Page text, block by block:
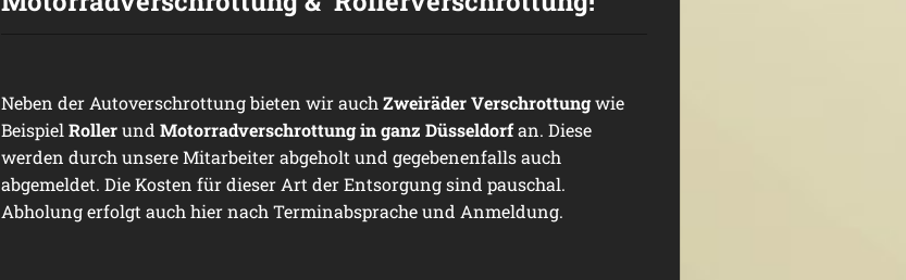
Neben der Autoverschrottung bieten wir auch Zweiräder Verschrottungwie
Beispiel Rollerund Motorradverschrottung in ganz Düsseldorfan. Diese
werden durch unsere Mitarbeiter abgeholt und gegebenenfalls auch
abgemeldet. Die Kosten für dieser Art der Entsorgung sind pauschal.
Abholung erfolgt auch hier nach Terminabsprache und Anmeldung.